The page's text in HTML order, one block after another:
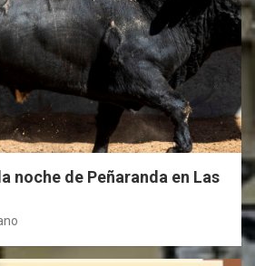
noche de Peñaranda en Las